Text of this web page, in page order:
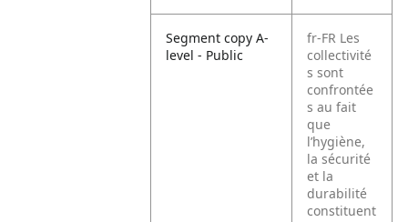
Segment copy A-
level - Public
fr-FR Les
collectivité
s sont
confrontée
s au fait
que
l’hygiène,
la sécurité
et la
durabilité
constituent